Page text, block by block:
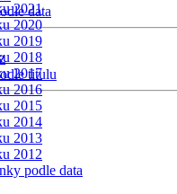
data
titulu
2021
2020
2019
2018
2017
2016
2015
2014
2013
2012
podle data